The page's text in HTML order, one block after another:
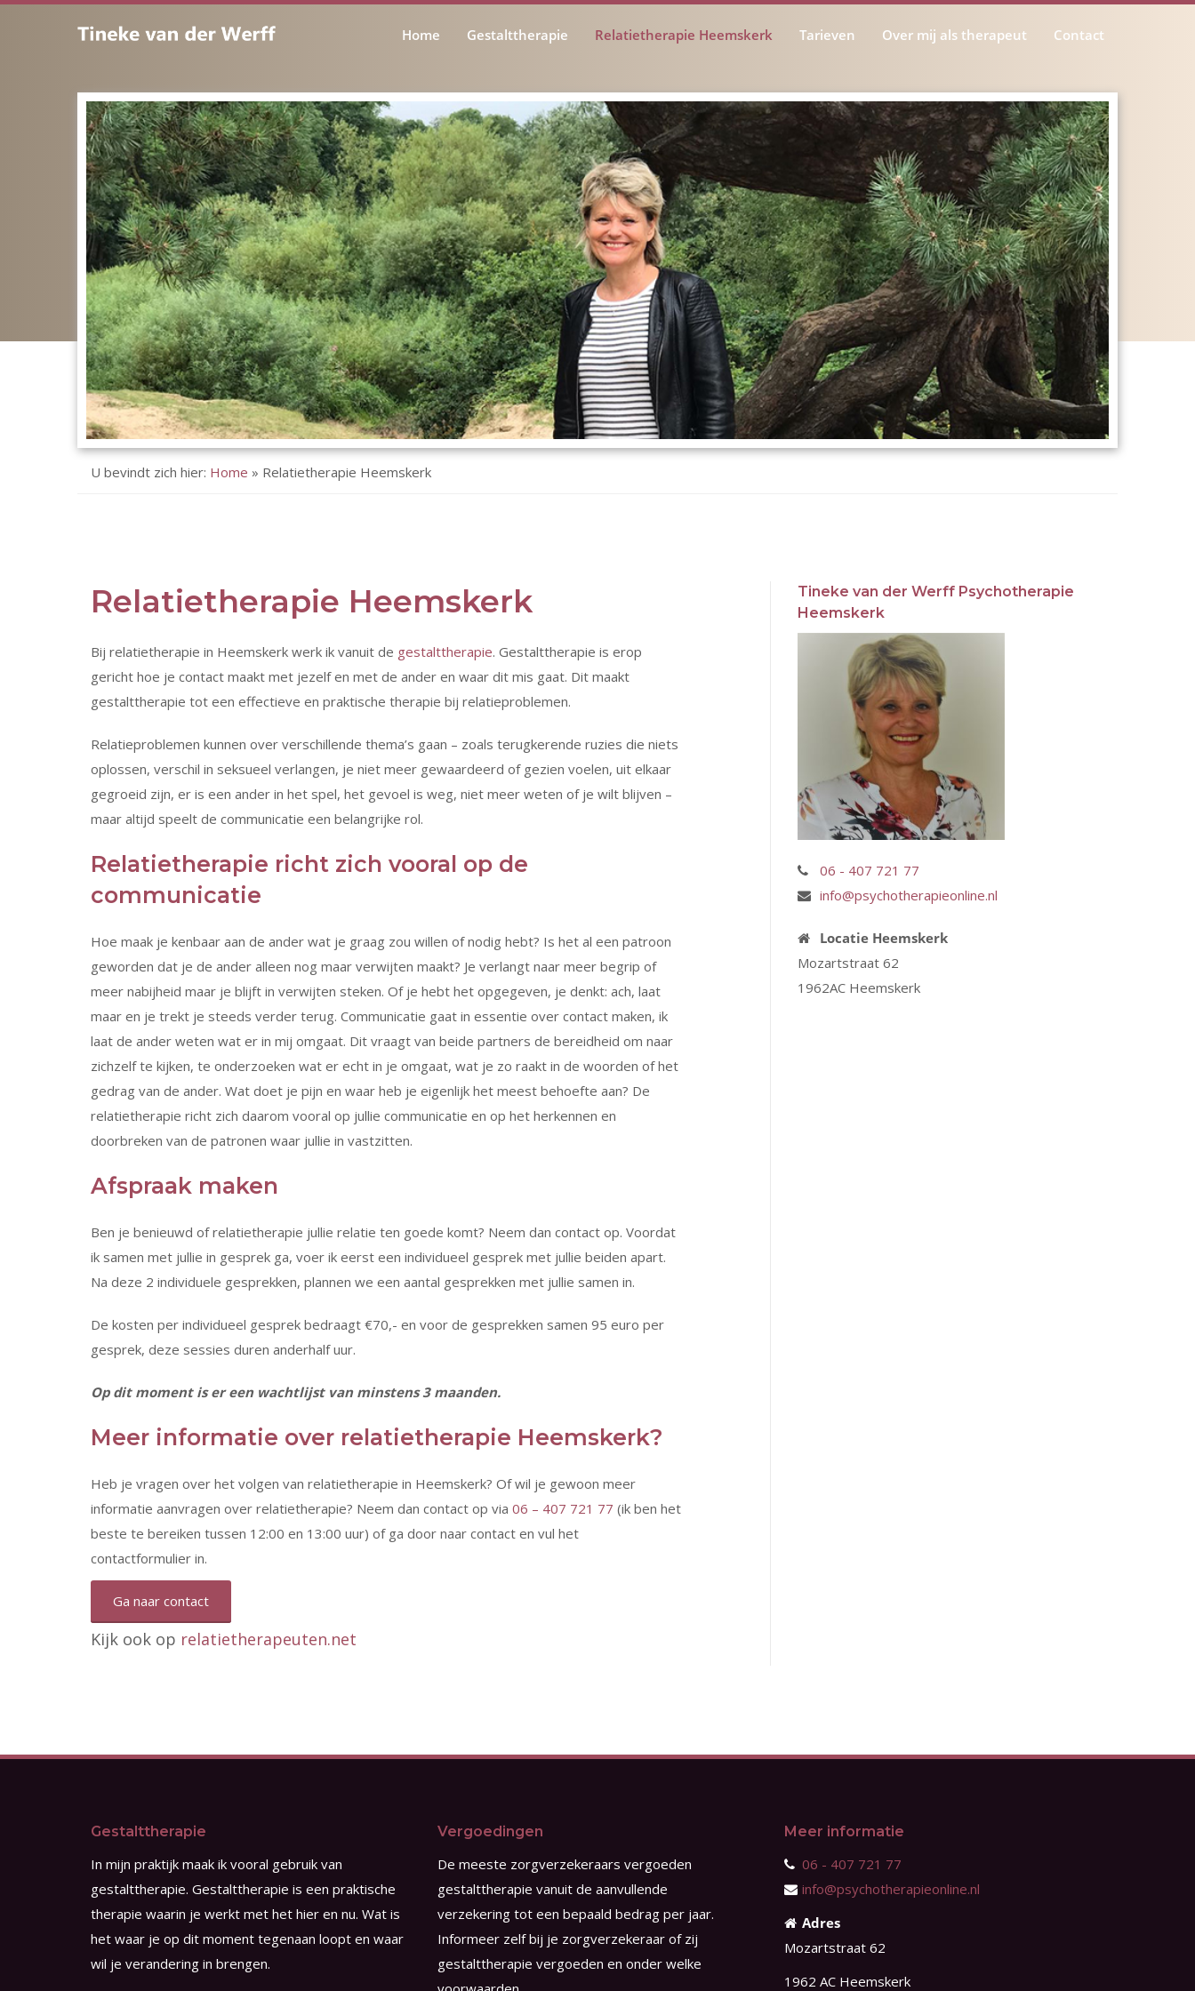
Home Gestalttherapie Relatietherapie Heemskerk Tarieven Over mij als therapeut Contact
U bevindt zich hier: Home » Relatietherapie Heemskerk
Relatietherapie Heemskerk
Bij relatietherapie in Heemskerk werk ik vanuit de gestalttherapie. Gestalttherapie is erop
gericht hoe je contact maakt met jezelf en met de ander en waar dit mis gaat. Dit maakt
gestalttherapie tot een effectieve en praktische therapie bij relatieproblemen.
Relatieproblemen kunnen over verschillende thema’s gaan – zoals terugkerende ruzies die niets
oplossen, verschil in seksueel verlangen, je niet meer gewaardeerd of gezien voelen, uit elkaar
gegroeid zijn, er is een ander in het spel, het gevoel is weg, niet meer weten of je wilt blijven –
maar altijd speelt de communicatie een belangrijke rol.
Relatietherapie richt zich vooral op de
communicatie
Hoe maak je kenbaar aan de ander wat je graag zou willen of nodig hebt? Is het al een patroon
geworden dat je de ander alleen nog maar verwijten maakt? Je verlangt naar meer begrip of
meer nabijheid maar je blijft in verwijten steken. Of je hebt het opgegeven, je denkt: ach, laat
maar en je trekt je steeds verder terug. Communicatie gaat in essentie over contact maken, ik
laat de ander weten wat er in mij omgaat. Dit vraagt van beide partners de bereidheid om naar
zichzelf te kijken, te onderzoeken wat er echt in je omgaat, wat je zo raakt in de woorden of het
gedrag van de ander. Wat doet je pijn en waar heb je eigenlijk het meest behoefte aan? De
relatietherapie richt zich daarom vooral op jullie communicatie en op het herkennen en
doorbreken van de patronen waar jullie in vastzitten.
Afspraak maken
Ben je benieuwd of relatietherapie jullie relatie ten goede komt? Neem dan contact op. Voordat
ik samen met jullie in gesprek ga, voer ik eerst een individueel gesprek met jullie beiden apart.
Na deze 2 individuele gesprekken, plannen we een aantal gesprekken met jullie samen in.
De kosten per individueel gesprek bedraagt €70,- en voor de gesprekken samen 95 euro per
gesprek, deze sessies duren anderhalf uur.
Op dit moment is er een wachtlijst van minstens 3 maanden.
Meer informatie over relatietherapie Heemskerk?
Heb je vragen over het volgen van relatietherapie in Heemskerk? Of wil je gewoon meer
informatie aanvragen over relatietherapie? Neem dan contact op via 06 – 407 721 77 (ik ben het
beste te bereiken tussen 12:00 en 13:00 uur) of ga door naar contact en vul het
contactformulier in.
Ga naar contact
Kijk ook op relatietherapeuten.net
Tineke van der Werff Psychotherapie
Heemskerk
06 - 407 721 77
info@psychotherapieonline.nl
Locatie Heemskerk
Mozartstraat 62
1962AC Heemskerk
Gestalttherapie
In mijn praktijk maak ik vooral gebruik van
gestalttherapie. Gestalttherapie is een praktische
therapie waarin je werkt met het hier en nu. Wat is
het waar je op dit moment tegenaan loopt en waar
wil je verandering in brengen.
Vergoedingen
De meeste zorgverzekeraars vergoeden
gestalttherapie vanuit de aanvullende
verzekering tot een bepaald bedrag per jaar.
Informeer zelf bij je zorgverzekeraar of zij
gestalttherapie vergoeden en onder welke
Meer informatie
06 - 407 721 77
info@psychotherapieonline.nl
Adres
Mozartstraat 62
1962 AC Heemskerk